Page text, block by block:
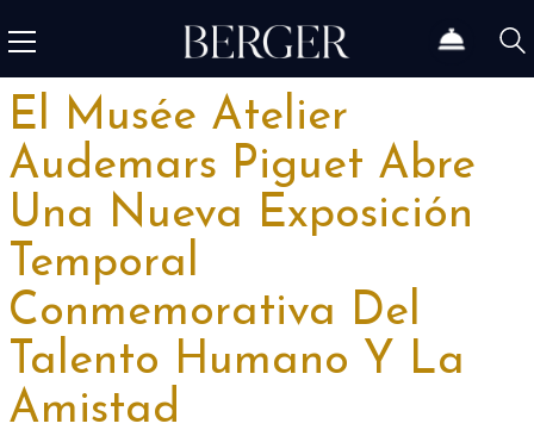
El Musée Atelier
Audemars Piguet Abre
Una Nueva Exposición
Temporal
Conmemorativa Del
Talento Humano Y La
Amistad